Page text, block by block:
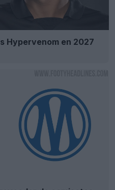
Hypervenom en 2027